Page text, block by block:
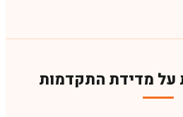
על מדידת התקדמות